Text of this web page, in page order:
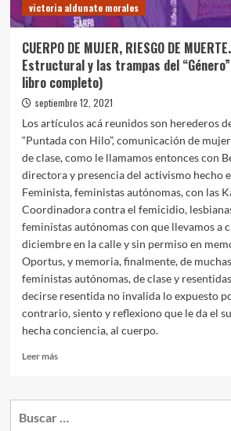
victoria aldunate morales
CUERPO DE MUJER, RIESGO DE
Estructural y las trampas del
libro completo)
septiembre 12, 2021
Los artículos acá reunidos son herederos
“Puntada con Hilo”, comunicación de
de clase, como le llamamos entonces con
directora y presencia del activismo hecho
Feminista, feministas autónomas, con las
Coordinadora contra el femicidio,
feministas autónomas con que llevamos a
diciembre en la calle y sin permiso en
Oportus, y memoria, finalmente, de
feministas autónomas, de clase y
decirse resentida no invalida lo expuesto
contrario, siento y reflexiono que le da el
hecha conciencia, al cuerpo.
Leer másLeer
CUERPO